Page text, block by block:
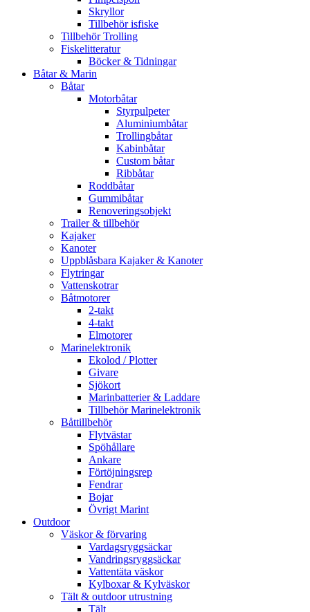
Skryllor
Tillbehör isfiske
Tillbehör Trolling
Fiskelitteratur
Böcker & Tidningar
Båtar & Marin
Båtar
Motorbåtar
Styrpulpeter
Aluminiumbåtar
Trollingbåtar
Kabinbåtar
Custom båtar
Ribbåtar
Roddbåtar
Gummibåtar
Renoveringsobjekt
Trailer & tillbehör
Kajaker
Kanoter
Uppblåsbara Kajaker & Kanoter
Flytringar
Vattenskotrar
Båtmotorer
2-takt
4-takt
Elmotorer
Marinelektronik
Ekolod / Plotter
Givare
Sjökort
Marinbatterier & Laddare
Tillbehör Marinelektronik
Båttillbehör
Flytvästar
Spöhållare
Ankare
Förtöjningsrep
Fendrar
Bojar
Övrigt Marint
Outdoor
Väskor & förvaring
Vardagsryggsäckar
Vandringsryggsäckar
Vattentäta väskor
Kylboxar & Kylväskor
Tält & outdoor utrustning
Tält